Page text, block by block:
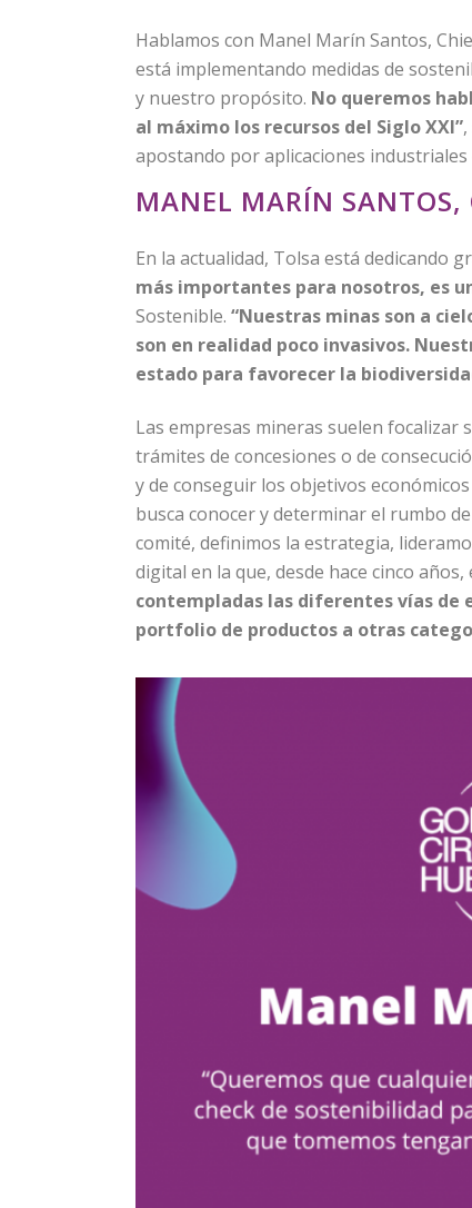
Hablamos con Manel Marín Santos,
está implementando medidas de
y nuestro propósito. No queremos
al máximo los recursos del Siglo XXI”
apostando por aplicaciones
MANEL MARÍN SANTOS,
En la actualidad, Tolsa está dedicando
más importantes para nosotros, es
Sostenible. “Nuestras minas son a
son en realidad poco invasivos.
estado para favorecer la
Las empresas mineras suelen
trámites de concesiones o de
y de conseguir los objetivos
busca conocer y determinar el rumbo
comité, definimos la estrategia,
digital en la que, desde hace cinco
contempladas las diferentes vías de
portfolio de productos a otras